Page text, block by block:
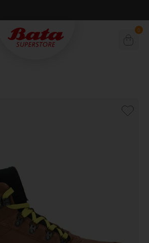
Klarna 0